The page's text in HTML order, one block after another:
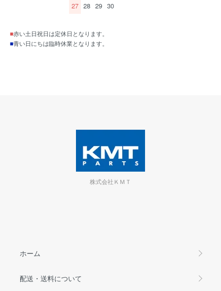
27 28 29 30
■赤い土日祝日は定休日となります。
■青い日にちは臨時休業となります。
株式会社ＫＭＴ
ホーム
配送・送料について